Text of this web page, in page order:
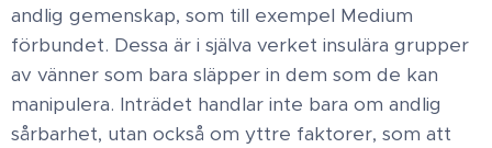
andlig gemenskap, som till exempel Medium
förbundet. Dessa är i själva verket insulära grupper
av vänner som bara släpper in dem som de kan
manipulera. Inträdet handlar inte bara om andlig
sårbarhet, utan också om yttre faktorer, som att